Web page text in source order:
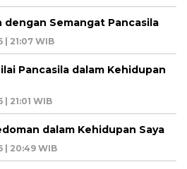
dengan Semangat Pancasila
21:07 WIB
Pancasila dalam Kehidupan
21:01 WIB
dalam Kehidupan Saya
| 20:49 WIB